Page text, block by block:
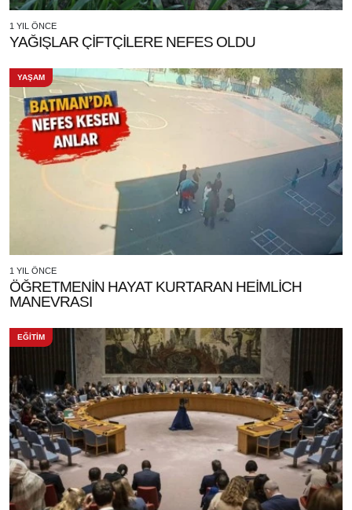
1 YIL ÖNCE
YAĞIŞLAR ÇİFTÇİLERE NEFES OLDU
YAŞAM
1 YIL ÖNCE
ÖĞRETMENİN HAYAT KURTARAN HEİMLİCH
MANEVRASI
EĞİTİM